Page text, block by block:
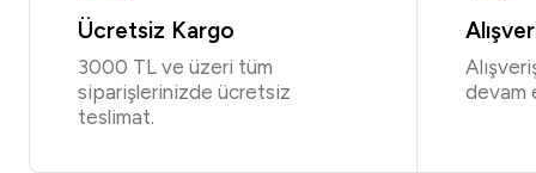
Ücretsiz Kargo
3000 TL ve üzeri tüm
siparişlerinizde ücretsiz
teslimat.
devam